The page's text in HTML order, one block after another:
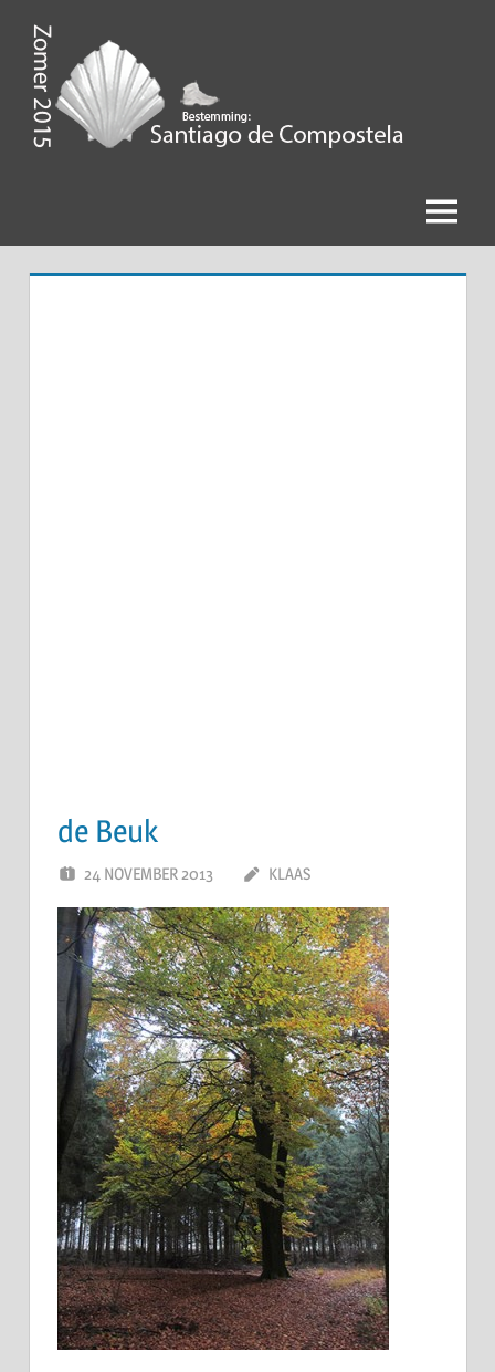
naar
inhoudZomer
2015,
Santiago
Menu
de Beuk
24 NOVEMBER 2013 KLAAS